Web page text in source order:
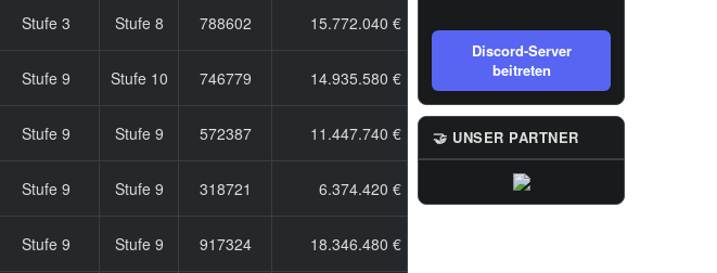
Stufe 3 Stufe 8 788602 15.772.040 €
Stufe 9 Stufe 10 746779 14.935.580 €
Stufe 9 Stufe 9 572387 11.447.740 €
Stufe 9 Stufe 9 318721 6.374.420 €
Stufe 9 Stufe 9 917324 18.346.480 €
Discord-Server
beitreten
🤝 UNSER PARTNER